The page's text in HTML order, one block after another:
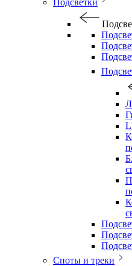
Подсветки
Споты и треки